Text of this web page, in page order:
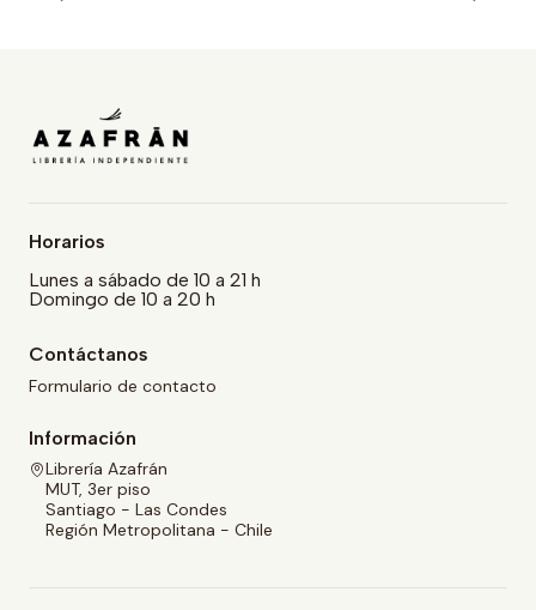
Horarios
Lunes a sábado de 10 a 21 h
Domingo de 10 a 20 h
Contáctanos
Formulario de contacto
Información
Librería Azafrán
MUT, 3er piso
Santiago - Las Condes
Región Metropolitana - Chile